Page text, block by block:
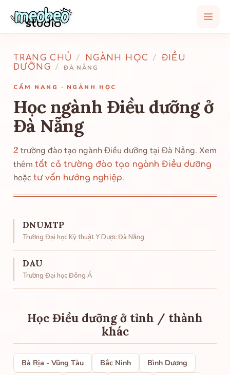
TRANG CHỦ / NGÀNH HỌC /
ĐIỀU
DƯỠNG
/ ĐÀ NẴNG
CẨM NANG · NGÀNH HỌC
Học ngành Điều dưỡng ở
Đà Nẵng
2 trường đào tạo ngành Điều dưỡng tại Đà Nẵng. Xem
thêm tất cả trường đào tạo ngành Điều dưỡng
hoặc tư vấn hướng nghiệp.
DNUMTP
Trường Đại học Kỹ thuật Y Dược Đà Nẵng
DAU
Trường Đại học Đông Á
Học Điều dưỡng ở tỉnh / thành
khác
Bà Rịa - Vũng Tàu Bắc Ninh
Bình Dương